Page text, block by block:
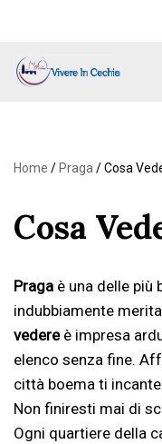
Vai
Home / Praga/Cosa
Cosa
Praga è una delle più
indubbiamente
vedereè impresa
elenco senza fine.
città boema ti
Non finiresti mai di
Ogni quartiere della